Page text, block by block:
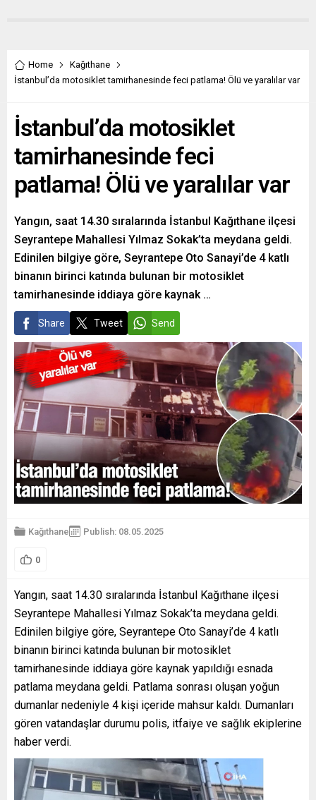
Home
Kağıthane
İstanbul’da motosiklet tamirhanesinde feci patlama! Ölü ve yaralılar var
İstanbul’da motosiklet
tamirhanesinde feci
patlama! Ölü ve yaralılar var
Yangın, saat 14.30 sıralarında İstanbul Kağıthane ilçesi
Seyrantepe Mahallesi Yılmaz Sokak’ta meydana geldi.
Edinilen bilgiye göre, Seyrantepe Oto Sanayi’de 4 katlı
binanın birinci katında bulunan bir motosiklet
tamirhanesinde iddiaya göre kaynak …
Share Tweet Send
Kağıthane Publish: 08.05.2025
0
Yangın, saat 14.30 sıralarında İstanbul Kağıthane ilçesi
Seyrantepe Mahallesi Yılmaz Sokak’ta meydana geldi.
Edinilen bilgiye göre, Seyrantepe Oto Sanayi’de 4 katlı
binanın birinci katında bulunan bir motosiklet
tamirhanesinde iddiaya göre kaynak yapıldığı esnada
patlama meydana geldi. Patlama sonrası oluşan yoğun
dumanlar nedeniyle 4 kişi içeride mahsur kaldı. Dumanları
gören vatandaşlar durumu polis, itfaiye ve sağlık ekiplerine
haber verdi.